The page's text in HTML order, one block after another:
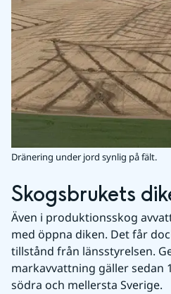
Dränering under jord synlig på fält.
Skogsbrukets
Även i produktionsskog
med öppna diken. Det får
tillstånd från länsstyrelsen.
markavvattning gäller sedan
södra och mellersta Sverige.